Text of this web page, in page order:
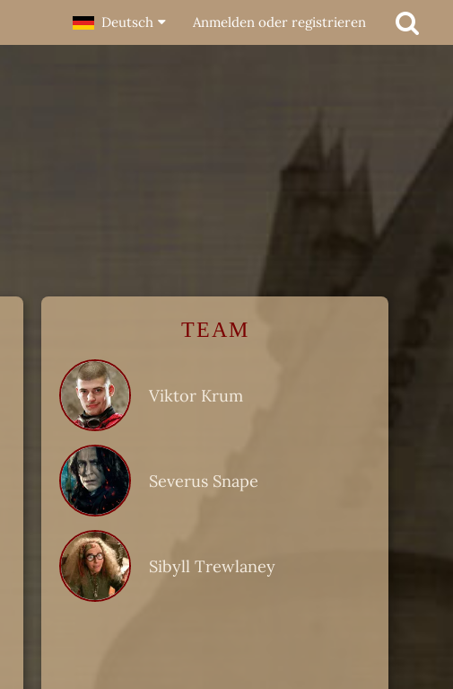
Deutsch Anmelden oder registrieren
TEAM
Viktor Krum
Severus Snape
Sibyll Trewlaney